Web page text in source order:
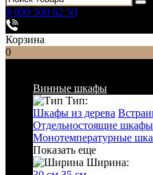
8 800 500 62 50
Корзина
0
Винные шкафы
Тип:
Шкафы из дерева
Отдельностоящие шкафы
Монотемпературные
Показать еще
Ширина: